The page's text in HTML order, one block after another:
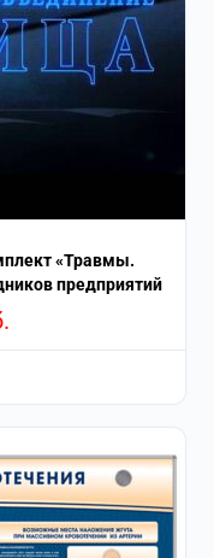
«Травмы.
предприятий